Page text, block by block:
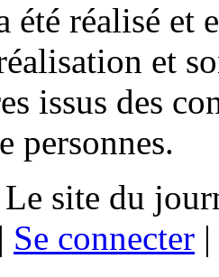
été réalisé et
et
issus des
personnes.
site du
| Se connecter |